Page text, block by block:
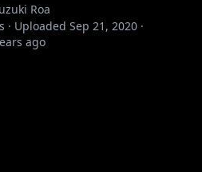
Roa
· Uploaded Sep 21, 2020 ·
ago